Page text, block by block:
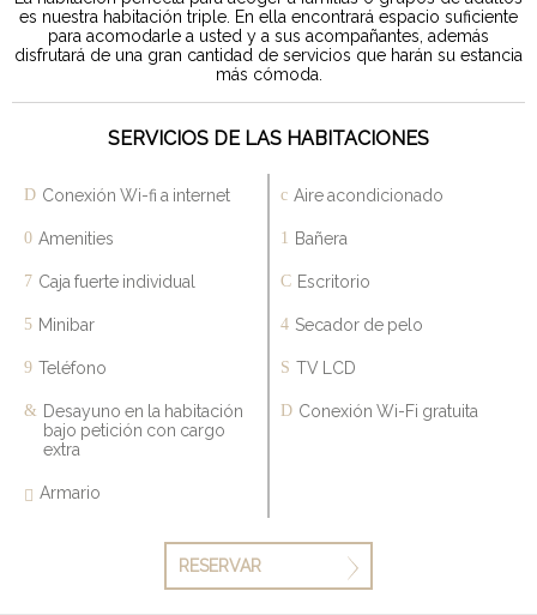
es nuestra habitación triple. En ella encontrará espacio suficiente
para acomodarle a usted y a sus acompañantes, además
disfrutará de una gran cantidad de servicios que harán su estancia
más cómoda.
SERVICIOS DE LAS HABITACIONES
Conexión Wi-fi a internet Aire acondicionado
Amenities Bañera
Caja fuerte individual Escritorio
Minibar Secador de pelo
Teléfono TV LCD
Desayuno en la habitación
bajo petición con cargo
extra
Conexión Wi-Fi gratuita
Armario
RESERVAR